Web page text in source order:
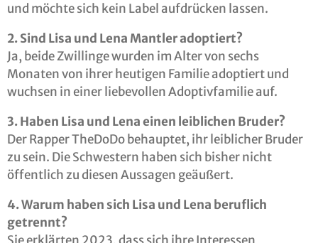
und möchte sich kein Label aufdrücken lassen.
2. Sind Lisa und Lena Mantler adoptiert?
Ja, beide Zwillinge wurden im Alter von sechs
Monaten von ihrer heutigen Familie adoptiert und
wuchsen in einer liebevollen Adoptivfamilie auf.
3. Haben Lisa und Lena einen leiblichen Bruder?
Der Rapper TheDoDo behauptet, ihr leiblicher Bruder
zu sein. Die Schwestern haben sich bisher nicht
öffentlich zu diesen Aussagen geäußert.
4. Warum haben sich Lisa und Lena beruflich
getrennt?